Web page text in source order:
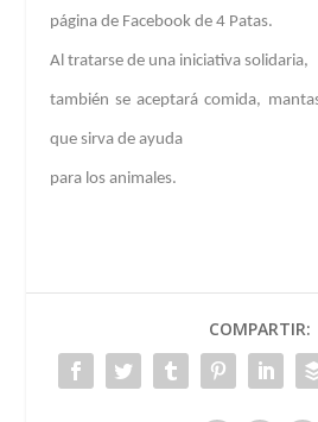
página de Facebook de 4 Patas.
Al tratarse de una iniciativa solidaria,
también se aceptará comida,
que sirva de ayuda
para los animales.
COMPARTIR: